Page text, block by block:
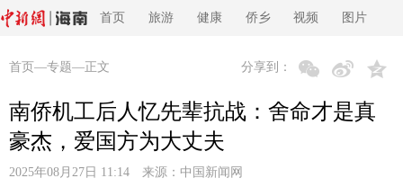
首页 旅游 健康 侨乡 视频 图片
首页 —专题—正文 分享到：
南侨机工后人忆先辈抗战：舍命才是真
豪杰，爱国方为大丈夫
2025年08月27日 11:14 来源： 中国新闻网